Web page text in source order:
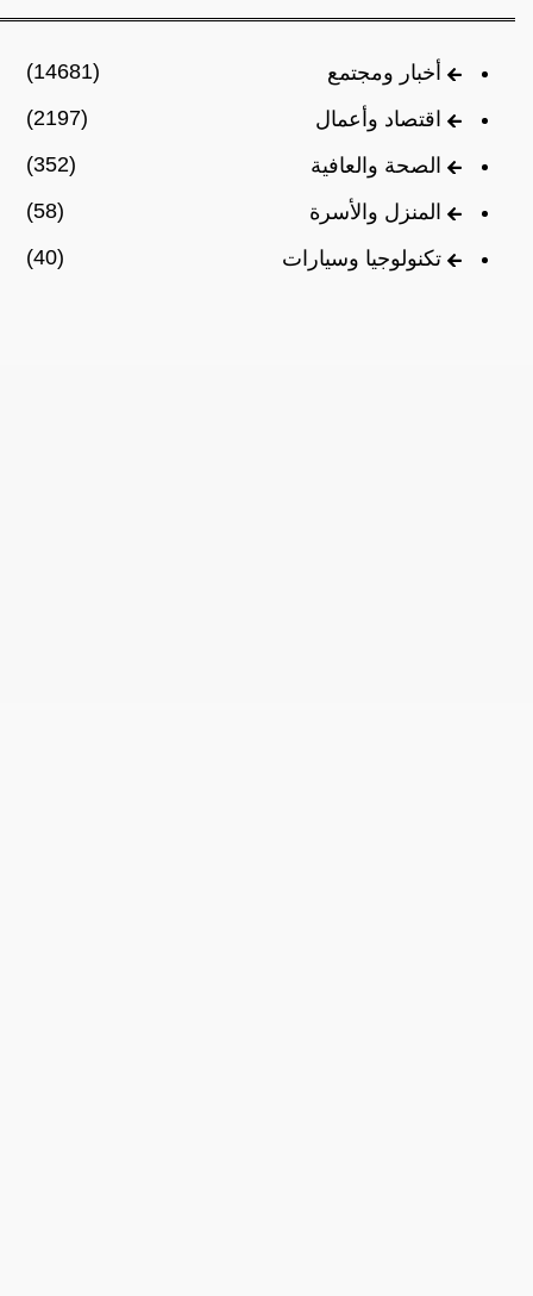
أخبار ومجتمع
(14681)
اقتصاد وأعمال
(2197)
الصحة والعافية
(352)
المنزل والأسرة
(58)
تكنولوجيا وسيارات
(40)